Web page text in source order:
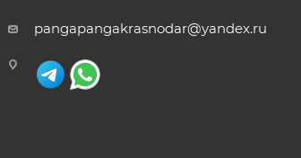
pangapangakrasnodar@yandex.ru